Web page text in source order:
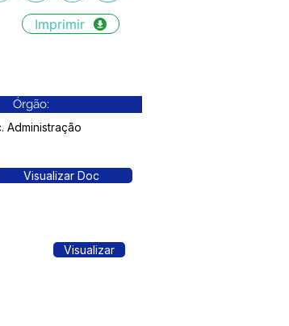
Imprimir
Órgão:
Administração
Visualizar Doc
Visualizar